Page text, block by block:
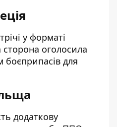
у форматі
оголосила
для
додаткову